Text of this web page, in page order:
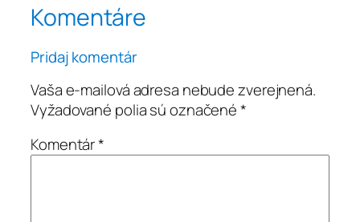
Komentáre
Pridaj komentár
Vaša e-mailová adresa nebude zverejnená.
Vyžadované polia sú označené*
Komentár*